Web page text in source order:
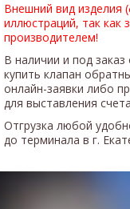
Внешний вид изделия
иллюстраций, так как
производителем!
В наличии и под
купить клапан
онлайн-заявки либо
для выставления
Отгрузка любой
до терминала в г.